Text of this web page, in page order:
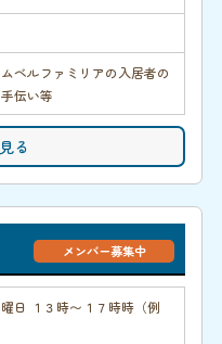
ベルファミリアの入居者の
伝い等
る
メンバー募集中
日 １３時〜１７時時（例